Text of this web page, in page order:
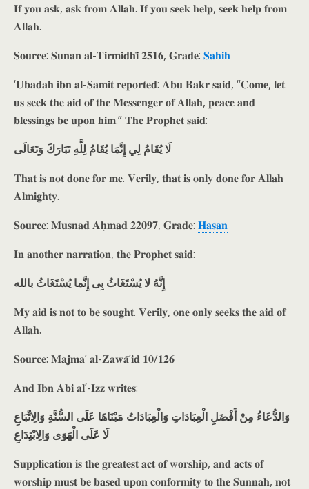
𝐈𝐟 𝐲𝐨𝐮 𝐚𝐬𝐤, 𝐚𝐬𝐤 𝐟𝐫𝐨𝐦 𝐀𝐥𝐥𝐚𝐡. 𝐈𝐟 𝐲𝐨𝐮 𝐬𝐞𝐞𝐤 𝐡𝐞𝐥𝐩, 𝐬𝐞𝐞𝐤 𝐡𝐞𝐥𝐩 𝐟𝐫𝐨𝐦
𝐀𝐥𝐥𝐚𝐡.
𝐒𝐨𝐮𝐫𝐜𝐞: 𝐒𝐮𝐧𝐚𝐧 𝐚𝐥-𝐓𝐢𝐫𝐦𝐢𝐝𝐡𝐢̄ 𝟐𝟓𝟏𝟔, 𝐆𝐫𝐚𝐝𝐞: 𝐒𝐚𝐡𝐢𝐡
‘𝐔𝐛𝐚𝐝𝐚𝐡 𝐢𝐛𝐧 𝐚𝐥-𝐒𝐚𝐦𝐢𝐭 𝐫𝐞𝐩𝐨𝐫𝐭𝐞𝐝: 𝐀𝐛𝐮 𝐁𝐚𝐤𝐫 𝐬𝐚𝐢𝐝, “𝐂𝐨𝐦𝐞, 𝐥𝐞𝐭
𝐮𝐬 𝐬𝐞𝐞𝐤 𝐭𝐡𝐞 𝐚𝐢𝐝 𝐨𝐟 𝐭𝐡𝐞 𝐌𝐞𝐬𝐬𝐞𝐧𝐠𝐞𝐫 𝐨𝐟 𝐀𝐥𝐥𝐚𝐡, 𝐩𝐞𝐚𝐜𝐞 𝐚𝐧𝐝
𝐛𝐥𝐞𝐬𝐬𝐢𝐧𝐠𝐬 𝐛𝐞 𝐮𝐩𝐨𝐧 𝐡𝐢𝐦.” 𝐓𝐡𝐞 𝐏𝐫𝐨𝐩𝐡𝐞𝐭 𝐬𝐚𝐢𝐝:
لَا يُقَامُ لِي إِنَّمَا يُقَامُ لِلَّهِ تَبَارَكَ وَتَعَالَى
𝐓𝐡𝐚𝐭 𝐢𝐬 𝐧𝐨𝐭 𝐝𝐨𝐧𝐞 𝐟𝐨𝐫 𝐦𝐞. 𝐕𝐞𝐫𝐢𝐥𝐲, 𝐭𝐡𝐚𝐭 𝐢𝐬 𝐨𝐧𝐥𝐲 𝐝𝐨𝐧𝐞 𝐟𝐨𝐫 𝐀𝐥𝐥𝐚𝐡
𝐀𝐥𝐦𝐢𝐠𝐡𝐭𝐲.
𝐒𝐨𝐮𝐫𝐜𝐞: 𝐌𝐮𝐬𝐧𝐚𝐝 𝐀𝐡̣𝐦𝐚𝐝 𝟐𝟐𝟎𝟗𝟕, 𝐆𝐫𝐚𝐝𝐞: 𝐇𝐚𝐬𝐚𝐧
𝐈𝐧 𝐚𝐧𝐨𝐭𝐡𝐞𝐫 𝐧𝐚𝐫𝐫𝐚𝐭𝐢𝐨𝐧, 𝐭𝐡𝐞 𝐏𝐫𝐨𝐩𝐡𝐞𝐭 𝐬𝐚𝐢𝐝:
إِنَّهُ لا يُسْتَغَاثُ بِى إِنَّما يُسْتَغَاثُ بالله
𝐌𝐲 𝐚𝐢𝐝 𝐢𝐬 𝐧𝐨𝐭 𝐭𝐨 𝐛𝐞 𝐬𝐨𝐮𝐠𝐡𝐭. 𝐕𝐞𝐫𝐢𝐥𝐲, 𝐨𝐧𝐞 𝐨𝐧𝐥𝐲 𝐬𝐞𝐞𝐤𝐬 𝐭𝐡𝐞 𝐚𝐢𝐝 𝐨𝐟
𝐀𝐥𝐥𝐚𝐡.
𝐒𝐨𝐮𝐫𝐜𝐞: 𝐌𝐚𝐣𝐦𝐚’ 𝐚𝐥-𝐙𝐚𝐰𝐚̄ʼ𝐢𝐝 𝟏𝟎/𝟏𝟐𝟔
𝐀𝐧𝐝 𝐈𝐛𝐧 𝐀𝐛𝐢 𝐚𝐥’-𝐈𝐳𝐳 𝐰𝐫𝐢𝐭𝐞𝐬:
وَالدُّعَاءُ مِنْ أَفْضَلِ الْعِبَادَاتِ وَالْعِبَادَاتُ مَبْنَاهَا عَلَى السُّنَّةِ وَالِاتِّبَاعِ
لَا عَلَى الْهَوَى وَالِابْتِدَاعِ
𝐒𝐮𝐩𝐩𝐥𝐢𝐜𝐚𝐭𝐢𝐨𝐧 𝐢𝐬 𝐭𝐡𝐞 𝐠𝐫𝐞𝐚𝐭𝐞𝐬𝐭 𝐚𝐜𝐭 𝐨𝐟 𝐰𝐨𝐫𝐬𝐡𝐢𝐩, 𝐚𝐧𝐝 𝐚𝐜𝐭𝐬 𝐨𝐟
𝐰𝐨𝐫𝐬𝐡𝐢𝐩 𝐦𝐮𝐬𝐭 𝐛𝐞 𝐛𝐚𝐬𝐞𝐝 𝐮𝐩𝐨𝐧 𝐜𝐨𝐧𝐟𝐨𝐫𝐦𝐢𝐭𝐲 𝐭𝐨 𝐭𝐡𝐞 𝐒𝐮𝐧𝐧𝐚𝐡, 𝐧𝐨𝐭